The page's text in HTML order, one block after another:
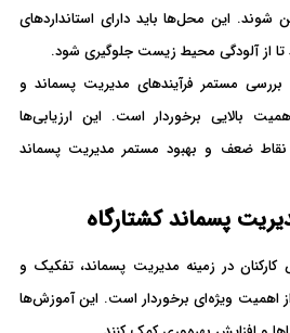
این محل‌ها باید دارای استانداردهای
تا از آلودگی محیط زیست جلوگیری شود.
بررسی مستمر فرآیندهای مدیریت پسماند و
بالایی برخوردار است. این ارزیابی‌ها
نقاط ضعف و بهبود مستمر مدیریت پسماند
پسماند کشتارگاه
در زمینه مدیریت پسماند، تفکیک و
اهمیت ویژه‌ای برخوردار است. این آموزش‌ها